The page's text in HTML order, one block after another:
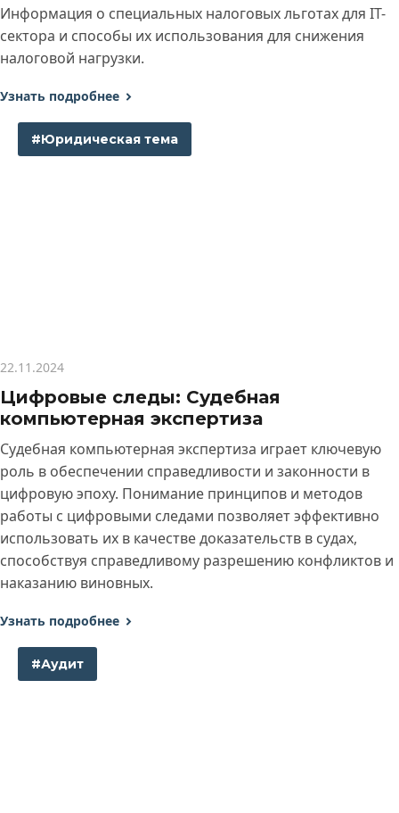
Информация о специальных налоговых льготах для IT-
сектора и способы их использования для снижения
налоговой нагрузки.
Узнать подробнее
#Юридическая тема
22.11.2024
Цифровые следы: Судебная
компьютерная экспертиза
Судебная компьютерная экспертиза играет ключевую
роль в обеспечении справедливости и законности в
цифровую эпоху. Понимание принципов и методов
работы с цифровыми следами позволяет эффективно
использовать их в качестве доказательств в судах,
способствуя справедливому разрешению конфликтов и
наказанию виновных.
Узнать подробнее
#Аудит